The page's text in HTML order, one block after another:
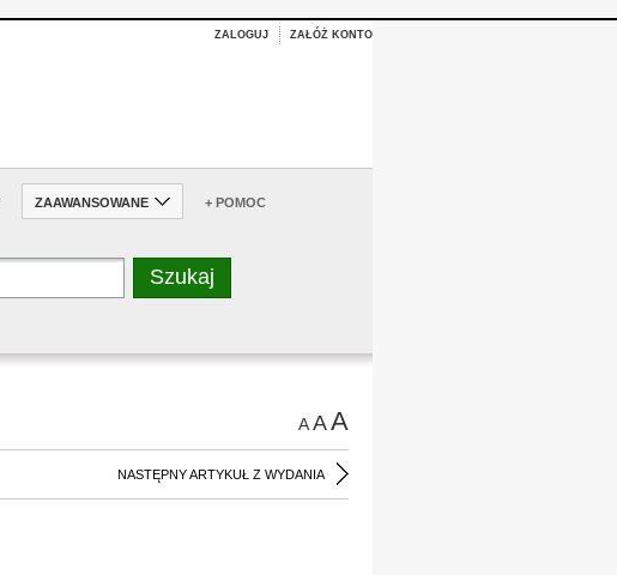
ZALOGUJ ZAŁÓŻ KONTO
ZAAWANSOWANE + POMOC
AAA
NASTĘPNY ARTYKUŁ Z WYDANIA